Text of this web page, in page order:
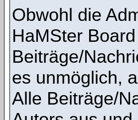
Obwohl die
HaMSter
Beiträge/
es unmöglich,
Alle Beiträge/